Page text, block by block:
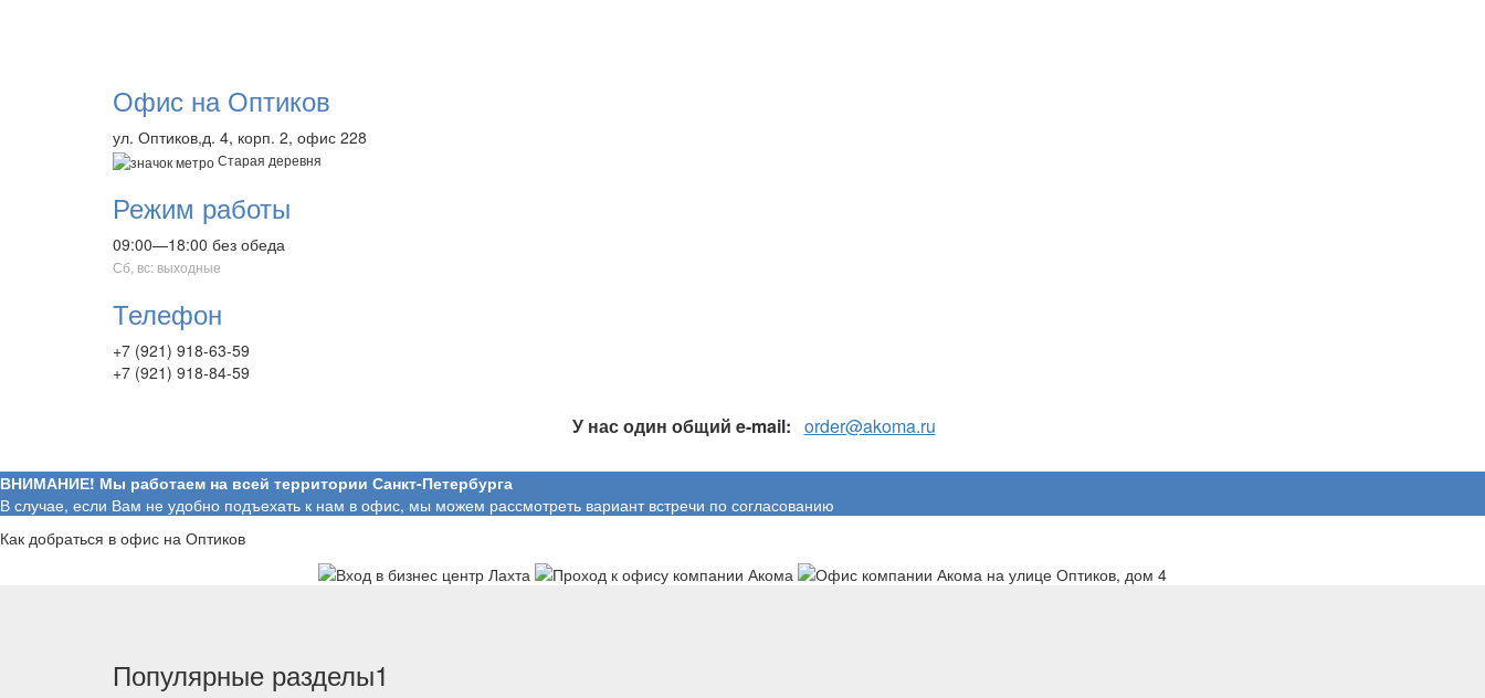
Офис на Оптиков
ул. Оптиков,д. 4, корп. 2, офис 228
Старая деревня
Режим работы
09:00—18:00 без обеда
Сб, вс: выходные
Телефон
+7 (921) 918-63-59
+7 (921) 918-84-59
У нас один общий e-mail: order@akoma.ru
ВНИМАНИЕ! Мы работаем на всей территории Санкт-Петербурга
В случае, если Вам не удобно подъехать к нам в офис, мы можем рассмотреть вариант встречи по согласованию
Как добраться в офис на Оптиков
Популярные разделы1